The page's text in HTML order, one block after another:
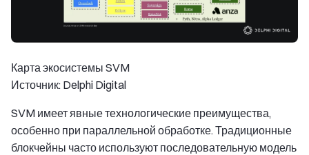
Карта экосистемы SVM
Источник: Delphi Digital
SVM имеет явные технологические преимущества,
особенно при параллельной обработке. Традиционные
блокчейны часто используют последовательную модель